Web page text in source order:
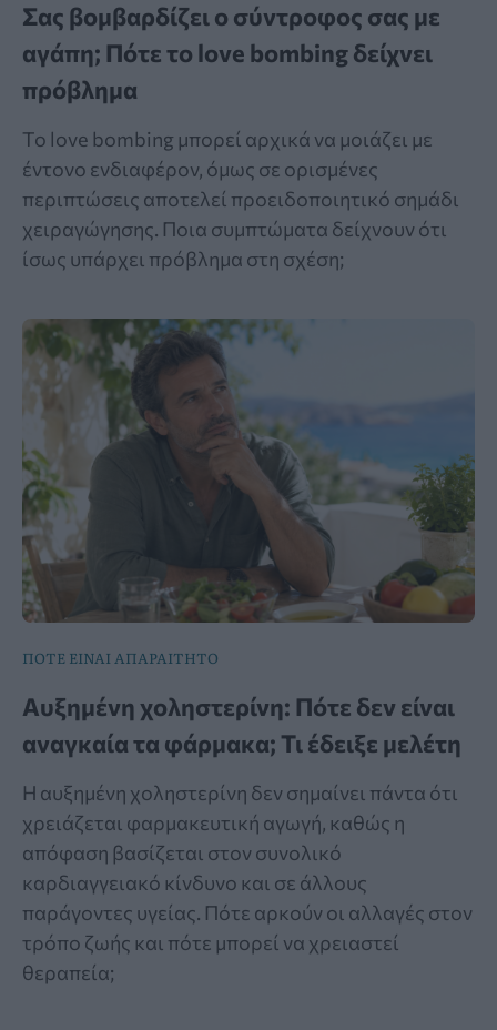
Σας βομβαρδίζει ο σύντροφος σας με
αγάπη; Πότε το love bombing δείχνει
πρόβλημα
Το love bombing μπορεί αρχικά να μοιάζει με
έντονο ενδιαφέρον, όμως σε ορισμένες
περιπτώσεις αποτελεί προειδοποιητικό σημάδι
χειραγώγησης. Ποια συμπτώματα δείχνουν ότι
ίσως υπάρχει πρόβλημα στη σχέση;
ΠΟΤΕ ΕΙΝΑΙ ΑΠΑΡΑΙΤΗΤΟ
Αυξημένη χοληστερίνη: Πότε δεν είναι
αναγκαία τα φάρμακα; Τι έδειξε μελέτη
Η αυξημένη χοληστερίνη δεν σημαίνει πάντα ότι
χρειάζεται φαρμακευτική αγωγή, καθώς η
απόφαση βασίζεται στον συνολικό
καρδιαγγειακό κίνδυνο και σε άλλους
παράγοντες υγείας. Πότε αρκούν οι αλλαγές στον
τρόπο ζωής και πότε μπορεί να χρειαστεί
θεραπεία;